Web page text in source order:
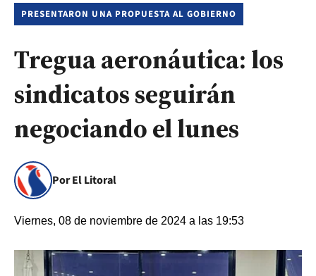
PRESENTARON UNA PROPUESTA AL GOBIERNO
Tregua aeronáutica: los
sindicatos seguirán
negociando el lunes
Por El Litoral
Viernes, 08 de noviembre de 2024 a las 19:53